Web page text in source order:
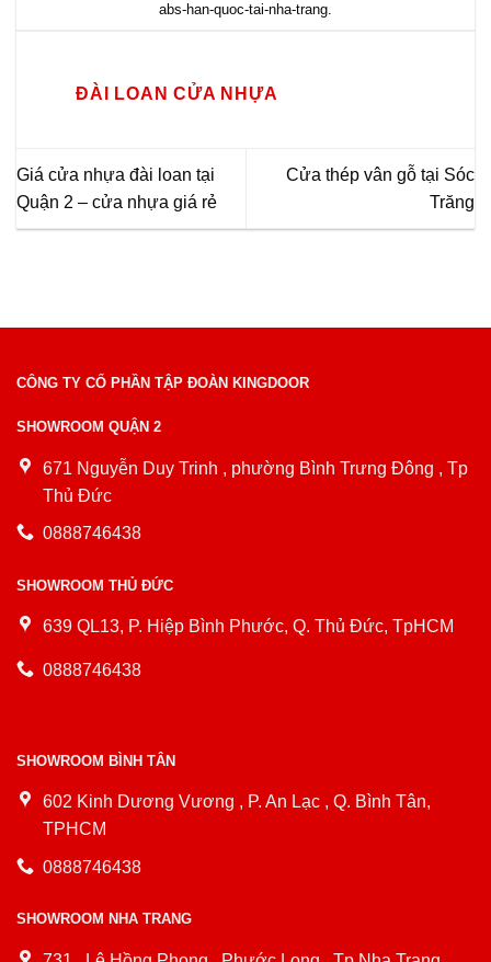
abs-han-quoc-tai-nha-trang.
ĐÀI LOAN CỬA NHỰA
Giá cửa nhựa đài loan tại
Quận 2 – cửa nhựa giá rẻ
Cửa thép vân gỗ tại Sóc
Trăng
CÔNG TY CỔ PHẦN TẬP ĐOÀN KINGDOOR
SHOWROOM QUẬN 2
671 Nguyễn Duy Trinh , phường Bình Trưng Đông , Tp
Thủ Đức
0888746438
SHOWROOM THỦ ĐỨC
639 QL13, P. Hiệp Bình Phước, Q. Thủ Đức, TpHCM
0888746438
SHOWROOM BÌNH TÂN
602 Kinh Dương Vương , P. An Lạc , Q. Bình Tân,
TPHCM
0888746438
SHOWROOM NHA TRANG